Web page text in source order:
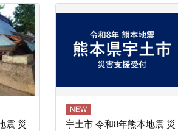
震 災
宇土市 令和8年熊本地震 災